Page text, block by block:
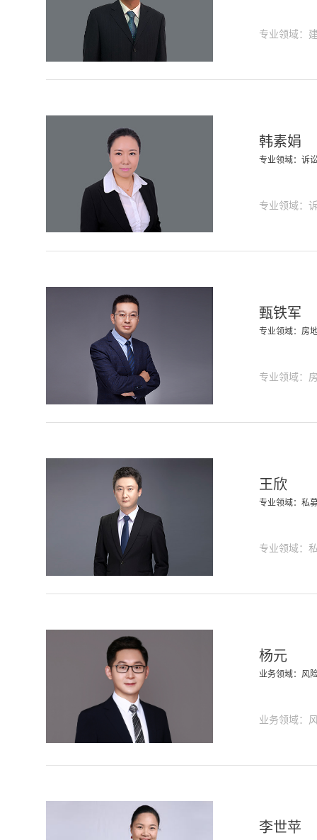
专业领域：
韩素娟
专业领域：诉
专业领域：
甄铁军
专业领域：房
专业领域：
王欣
专业领域：私
专业领域：
杨元
业务领域：风
业务领域：
李世苹